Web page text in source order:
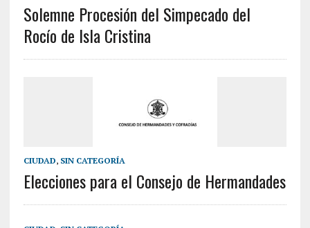
Solemne Procesión del Simpecado del
Rocío de Isla Cristina
CIUDAD, SIN CATEGORÍA
Elecciones para el Consejo de Hermandades